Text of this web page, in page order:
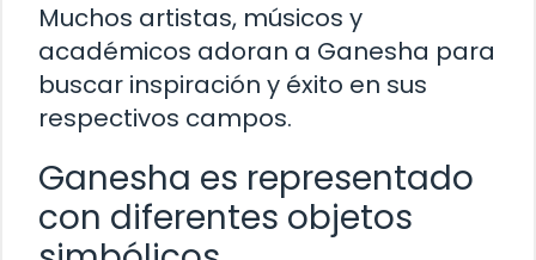
Muchos artistas, músicos y
académicos adoran a Ganesha para
buscar inspiración y éxito en sus
respectivos campos.
Ganesha es representado
con diferentes objetos